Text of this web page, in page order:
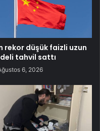
rekor düşük faizli uzun
tahvil sattı
6, 2026